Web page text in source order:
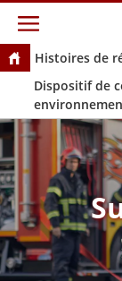
Histoires de
Dispositif de